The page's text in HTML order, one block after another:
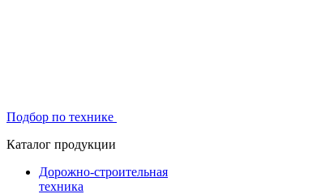
Подбор по технике
Каталог продукции
Дорожно-строительная
техника